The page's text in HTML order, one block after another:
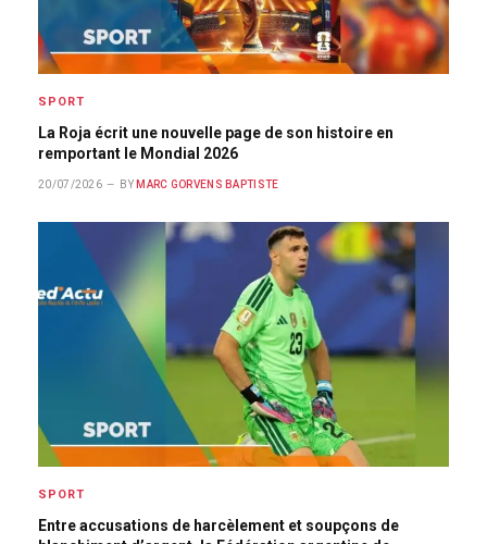
SPORT
La Roja écrit une nouvelle page de son histoire en
remportant le Mondial 2026
20/07/2026 BY MARC GORVENS BAPTISTE
SPORT
Entre accusations de harcèlement et soupçons de